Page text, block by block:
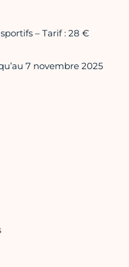
– Tarif : 28 €
7 novembre 2025